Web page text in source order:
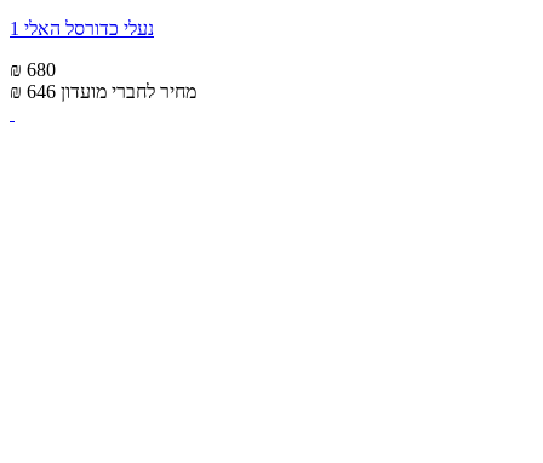
נעלי כדורסל האלי 1
₪ 680
₪ 646 מחיר לחברי מועדון